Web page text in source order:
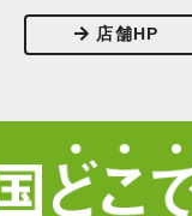
店舗HP